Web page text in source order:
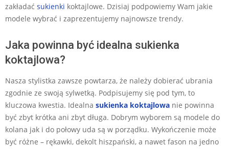
zakładać sukienki koktajlowe. Dzisiaj podpowiemy Wam jakie
modele wybrać i zaprezentujemy najnowsze trendy.
Jaka powinna być idealna sukienka
koktajlowa?
Nasza stylistka zawsze powtarza, że należy dobierać ubrania
zgodnie ze swoją sylwetką. Podpisujemy się pod tym, to
kluczowa kwestia. Idealna sukienka koktajlowa nie powinna
być zbyt krótka ani zbyt długa. Dobrym wyborem są modele do
kolana jak i do połowy uda są w porządku. Wykończenie może
być różne – rękawki, dekolt hiszpański, a nawet fason na jedno